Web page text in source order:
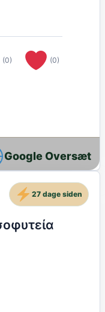
(0) (0)
Google Oversæt
27 dage siden